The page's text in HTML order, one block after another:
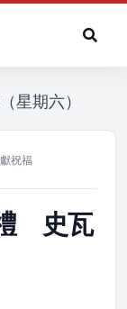
星期六）
祝福
史瓦